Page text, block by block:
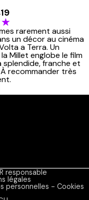
rarement aussi
un décor au cinéma
a Terra. Un
la Millet englobe le film
splendide, franche et
recommander très
responsable
légales
personnelles - Cookies